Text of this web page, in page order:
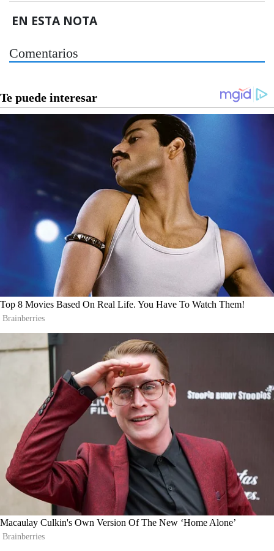
EN ESTA NOTA
Comentarios